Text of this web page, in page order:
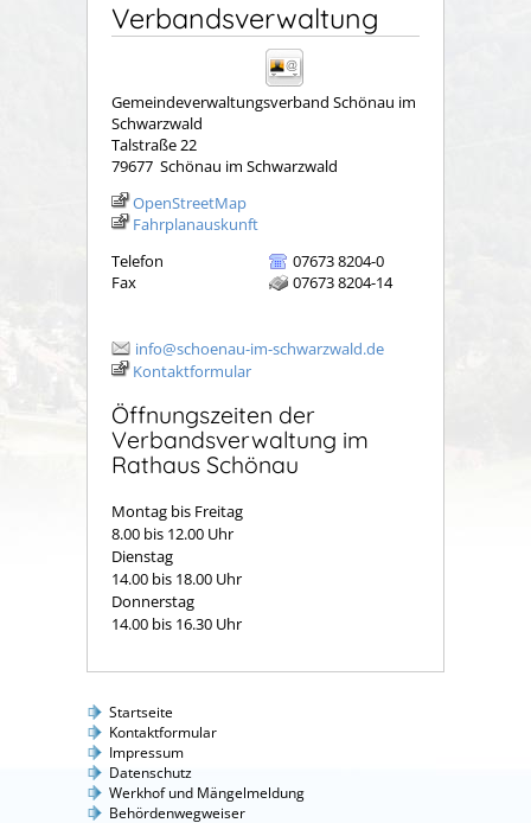
Verbandsverwaltung
Gemeindeverwaltungsverband Schönau im
Schwarzwald
Talstraße 22
79677 Schönau im Schwarzwald
OpenStreetMap
Fahrplanauskunft
Telefon
07673 8204-0
Fax
07673 8204-14
info@schoenau-im-schwarzwald.de
Kontaktformular
Öffnungszeiten der
Verbandsverwaltung im
Rathaus Schönau
Montag bis Freitag
8.00 bis 12.00 Uhr
Dienstag
14.00 bis 18.00 Uhr
Donnerstag
14.00 bis 16.30 Uhr
Startseite
Kontaktformular
Impressum
Datenschutz
Werkhof und Mängelmeldung
Behördenwegweiser